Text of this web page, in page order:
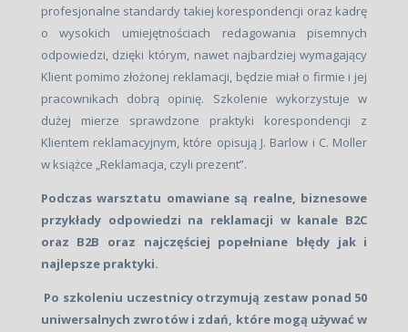
profesjonalne standardy takiej korespondencji oraz kadrę
o wysokich umiejętnościach redagowania pisemnych
odpowiedzi, dzięki którym, nawet najbardziej wymagający
Klient pomimo złożonej reklamacji, będzie miał o firmie i jej
pracownikach dobrą opinię. Szkolenie wykorzystuje w
dużej mierze sprawdzone praktyki korespondencji z
Klientem reklamacyjnym, które opisują J. Barlow i C. Moller
w książce „Reklamacja, czyli prezent”.
Podczas warsztatu omawiane są realne, biznesowe
przykłady odpowiedzi na reklamacji w kanale B2C
oraz B2B oraz najczęściej popełniane błędy jak i
najlepsze praktyki.
Po szkoleniu uczestnicy otrzymują zestaw ponad 50
uniwersalnych zwrotów i zdań, które mogą używać w